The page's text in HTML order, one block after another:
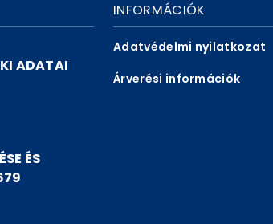
ADATAI
ÉS
INFORMÁCIÓK
Adatvédelmi nyilatkozat
Árverési információk